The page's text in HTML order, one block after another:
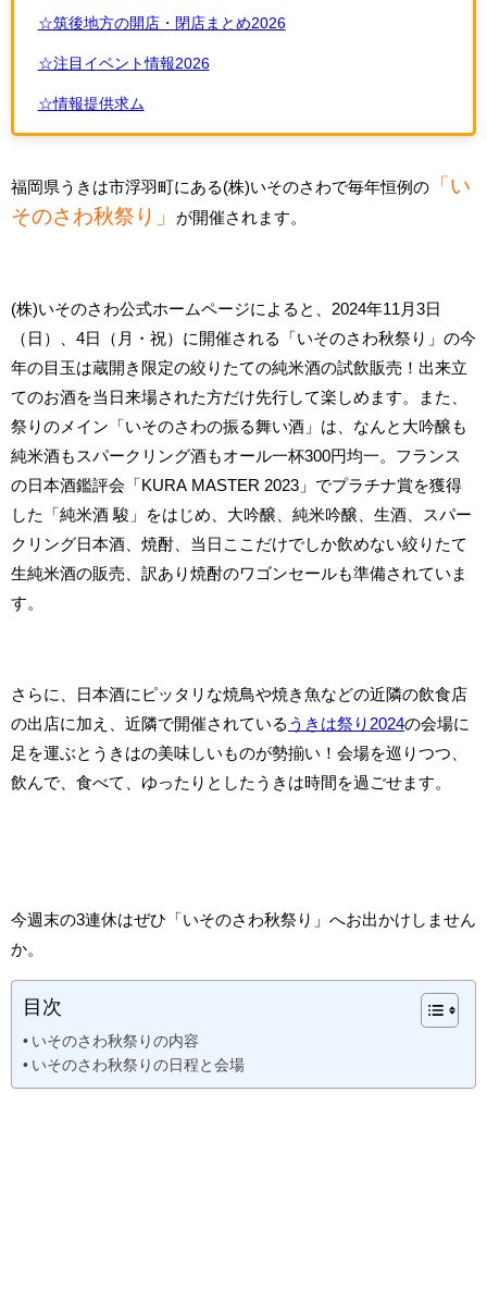
☆筑後地方の開店・閉店まとめ2026
☆注目イベント情報2026
☆情報提供求ム
福岡県うきは市浮羽町にある(株)いそのさわで毎年恒例の
「い
そのさわ秋祭り」
が開催されます。
(株)いそのさわ公式ホームページによると、2024年11月3日
（日）、4日（月・祝）に開催される「いそのさわ秋祭り」の今
年の目玉は蔵開き限定の絞りたての純米酒の試飲販売！出来立
てのお酒を当日来場された方だけ先行して楽しめます。また、
祭りのメイン「いそのさわの振る舞い酒」は、なんと大吟醸も
純米酒もスパークリング酒もオール一杯300円均一。フランス
の日本酒鑑評会「KURA MASTER 2023」でプラチナ賞を獲得
した「純米酒 駿」をはじめ、大吟醸、純米吟醸、生酒、スパー
クリング日本酒、焼酎、当日ここだけでしか飲めない絞りたて
生純米酒の販売、訳あり焼酎のワゴンセールも準備されていま
す。
さらに、日本酒にピッタリな焼鳥や焼き魚などの近隣の飲食店
の出店に加え、近隣で開催されている うきは祭り2024の会場に
足を運ぶとうきはの美味しいものが勢揃い！会場を巡りつつ、
飲んで、食べて、ゆったりとしたうきは時間を過ごせます。
今週末の3連休はぜひ「いそのさわ秋祭り」へお出かけしません
か。
目次
いそのさわ秋祭りの内容
いそのさわ秋祭りの日程と会場